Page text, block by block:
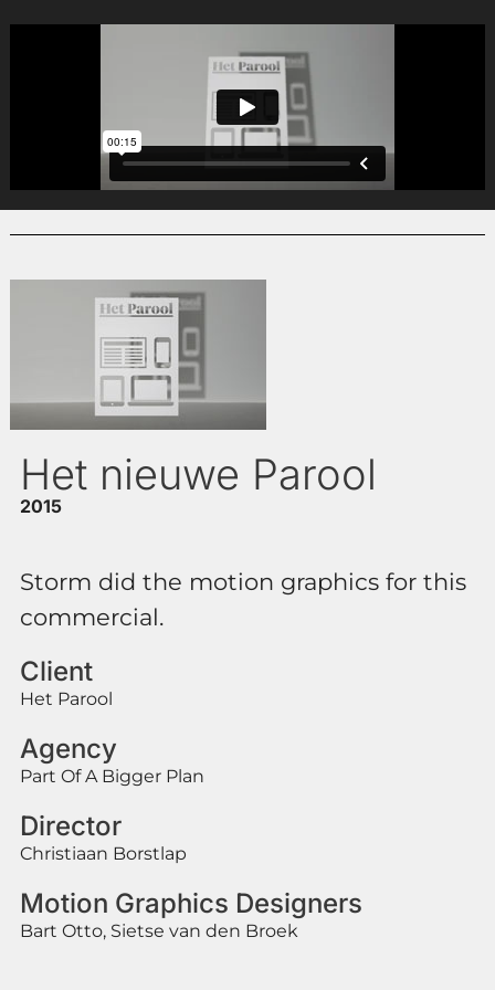
Het nieuwe Parool
2015
Storm did the motion graphics for this
commercial.
Client
Het Parool
Agency
Part Of A Bigger Plan
Director
Christiaan Borstlap
Motion Graphics Designers
Bart Otto, Sietse van den Broek